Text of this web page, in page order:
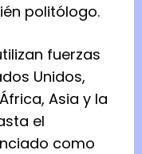
politólogo.
fuerzas
Unidos,
Asia y la
el
como